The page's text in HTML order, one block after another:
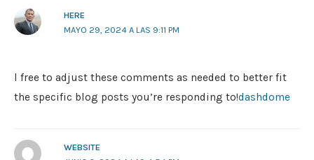
HERE
MAYO 29, 2024 A LAS 9:11 PM
l free to adjust these comments as needed to better fit
the specific blog posts you’re responding to!dashdome
WEBSITE